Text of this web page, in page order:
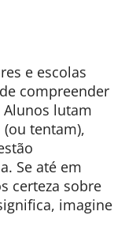
e escolas
compreender
lutam
tentam),
Se até em
certeza sobre
imagine